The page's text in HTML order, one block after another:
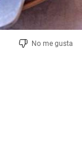
No me gusta